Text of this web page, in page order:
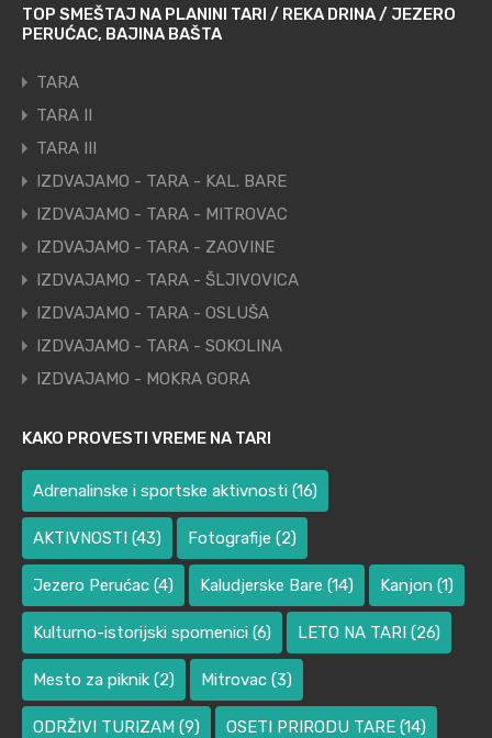
TOP SMEŠTAJ NA PLANINI TARI / REKA DRINA / JEZERO
PERUĆAC, BAJINA BAŠTA
TARA
TARA II
TARA III
IZDVAJAMO - TARA - KAL. BARE
IZDVAJAMO - TARA - MITROVAC
IZDVAJAMO - TARA - ZAOVINE
IZDVAJAMO - TARA - ŠLJIVOVICA
IZDVAJAMO - TARA - OSLUŠA
IZDVAJAMO - TARA - SOKOLINA
IZDVAJAMO - MOKRA GORA
KAKO PROVESTI VREME NA TARI
Adrenalinske i sportske aktivnosti (16)
AKTIVNOSTI (43) Fotografije (2)
Jezero Perućac (4) Kaludjerske Bare (14) Kanjon (1)
Kulturno-istorijski spomenici (6) LETO NA TARI (26)
Mesto za piknik (2) Mitrovac (3)
ODRŽIVI TURIZAM (9) OSETI PRIRODU TARE (14)